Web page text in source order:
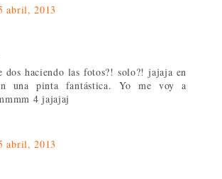
abril, 2013
dos haciendo las fotos?! solo?! jajaja en
una pinta fantástica. Yo me voy a
4 jajajaj
abril, 2013